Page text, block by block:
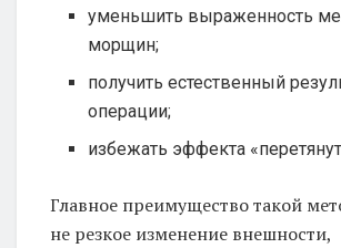
уменьшить выраженность
морщин;
получить естественный
операции;
избежать эффекта
Главное преимущество такой
не резкое изменение внешности,